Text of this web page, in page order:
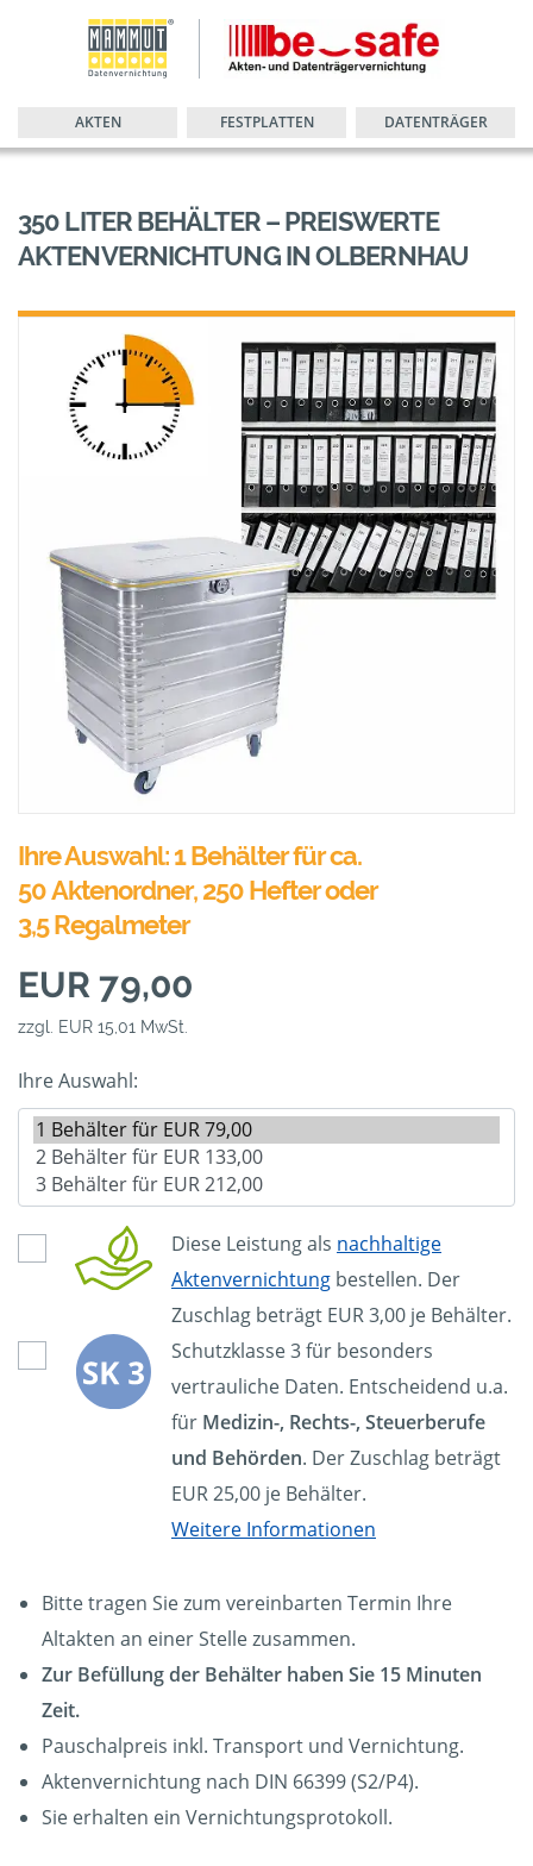
AKTEN FESTPLATTEN DATENTRÄGER
350 LITER BEHÄLTER – PREISWERTE
AKTENVERNICHTUNG IN OLBERNHAU
Ihre Auswahl: 1 Behälter für ca.
50 Aktenordner, 250 Hefter oder
3,5 Regalmeter
EUR 79,00
zzgl. EUR 15,01 MwSt.
Ihre Auswahl:
Diese Leistung als nachhaltige
Aktenvernichtung bestellen. Der
Zuschlag beträgt EUR 3,00 je Behälter.
Schutzklasse 3 für besonders
vertrauliche Daten. Entscheidend u.a.
für Medizin-, Rechts-, Steuerberufe
und Behörden. Der Zuschlag beträgt
EUR 25,00 je Behälter.
Weitere Informationen
Bitte tragen Sie zum vereinbarten Termin Ihre
Altakten an einer Stelle zusammen.
Zur Befüllung der Behälter haben Sie 15 Minuten
Zeit.
Pauschalpreis inkl. Transport und Vernichtung.
Aktenvernichtung nach DIN 66399 (S2/P4).
Sie erhalten ein Vernichtungsprotokoll.